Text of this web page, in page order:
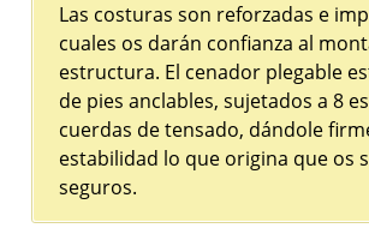
Las costuras son reforzadas e
cuales os darán confianza al
estructura. El cenador plegable
de pies anclables, sujetados a 8
cuerdas de tensado, dándole
estabilidad lo que origina que os
seguros.